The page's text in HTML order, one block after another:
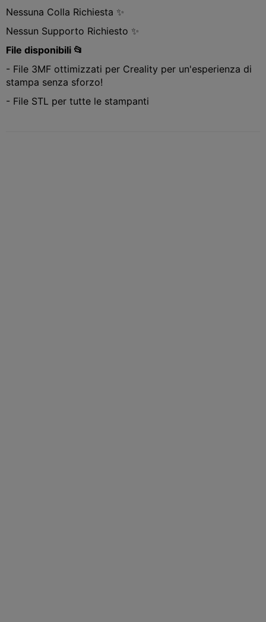
Nessuna Colla Richiesta ✨
Nessun Supporto Richiesto ✨
File disponibili 📂
- File 3MF ottimizzati per Creality per un'esperienza di
stampa senza sforzo!
- File STL per tutte le stampanti